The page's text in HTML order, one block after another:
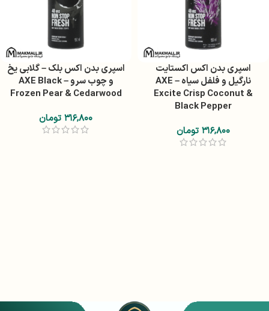
اسپری بدن اکس اکستایت
نارگیل و فلفل سیاه – AXE
Excite Crisp Coconut &
Black Pepper
۳۱۶,۸۰۰ تومان
اسپری بدن اکس بلک – گلابی یخ‌
و چوب سرو – AXE Black
Frozen Pear & Cedarwood
۳۱۶,۸۰۰ تومان